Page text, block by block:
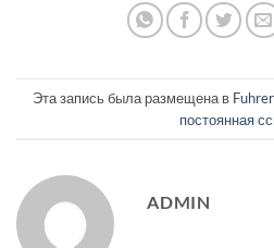
Эта запись была размещена в
постоянная
ADMIN